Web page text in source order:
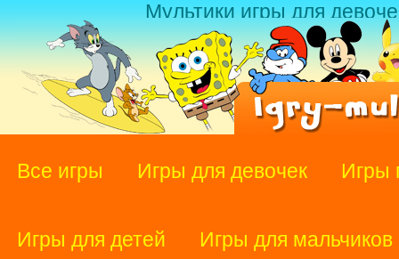
Мультики игры для
Все игры Игры для девочек Игры
Игры для детей Игры для мальчиков